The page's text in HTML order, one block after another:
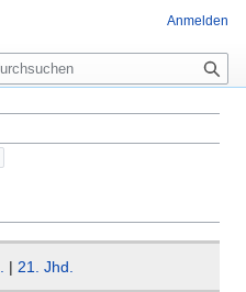
| 21. Jhd.
Anmelden